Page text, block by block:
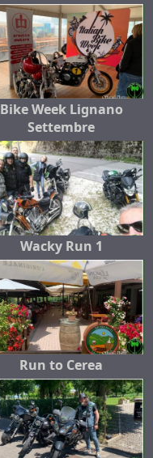
Bike Week Lignano
Settembre
Wacky Run 1
Run to Cerea